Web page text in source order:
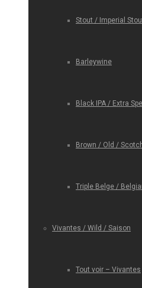
Stout / Imperial
Barleywine
Black IPA / Extra
Brown / Old /
Triple Belge /
Vivantes / Wild / Saison
Tout voir – Vivantes